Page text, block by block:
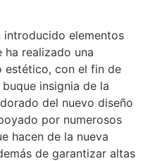
introducido elementos
ha realizado una
estético, con el fin de
insignia de la
del nuevo diseño
por numerosos
hacen de la nueva
de garantizar altas